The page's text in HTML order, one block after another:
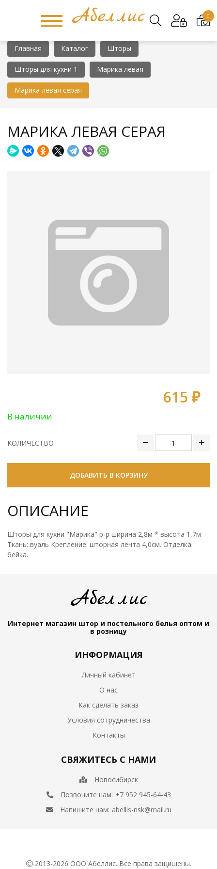
Главная Каталог Шторы
Шторы для кухни 1 Марика левая
Марика левая серая
МАРИКА ЛЕВАЯ СЕРАЯ
615 ₽
В наличии
КОЛИЧЕСТВО
ДОБАВИТЬ В КОРЗИНУ
ОПИСАНИЕ
Шторы для кухни "Марика" р-р ширина 2,8м * высота 1,7м
Ткань: вуаль Крепление: шторная лента 4,0см. Отделка:
бейка.
Абеллис
Интернет магазин штор и постельного белья оптом и
в розницу
ИНФОРМАЦИЯ
Личный кабинет
О нас
Как сделать заказ
Условия сотрудничества
Контакты
СВЯЖИТЕСЬ С НАМИ
Новосибирск
Позвоните нам: +7 952 945-64-43
Напишите нам: abellis-nsk@mail.ru
2013-2026 ООО Абеллис. Все права защищены.
0